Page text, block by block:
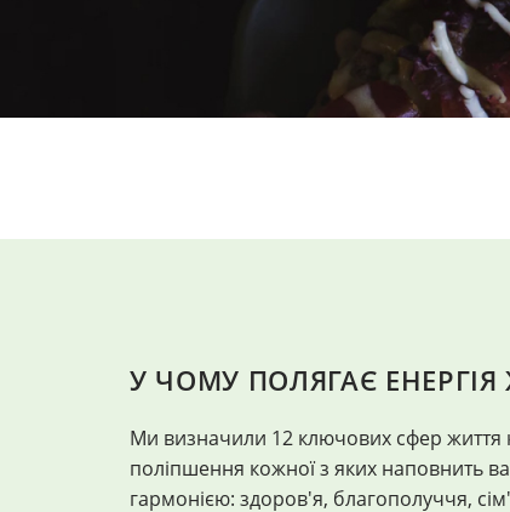
У ЧОМУ ПОЛЯГАЄ ЕНЕРГІЯ
Ми визначили 12 ключових сфер життя
поліпшення кожної з яких наповнить
гармонією: здоров'я, благополуччя,